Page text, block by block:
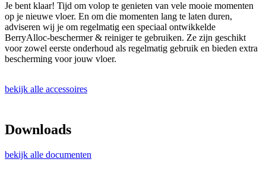
Je bent klaar! Tijd om volop te genieten van vele mooie momenten
op je nieuwe vloer. En om die momenten lang te laten duren,
adviseren wij je om regelmatig een speciaal ontwikkelde
BerryAlloc-beschermer & reiniger te gebruiken. Ze zijn geschikt
voor zowel eerste onderhoud als regelmatig gebruik en bieden extra
bescherming voor jouw vloer.
bekijk alle accessoires
Downloads
bekijk alle documenten